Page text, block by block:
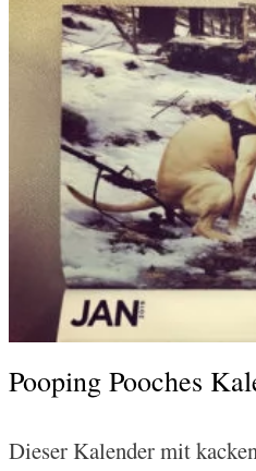
Pooping Pooches
Dieser Kalender mit